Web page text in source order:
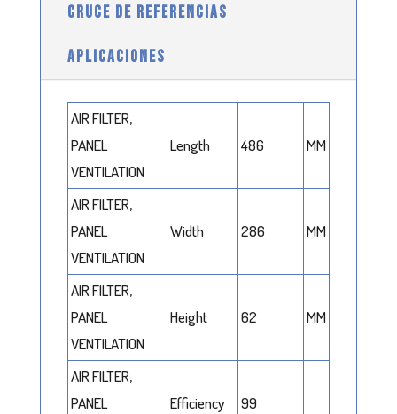
CRUCE DE REFERENCIAS
APLICACIONES
AIR FILTER,
PANEL
VENTILATION
Length 486 MM
AIR FILTER,
PANEL
VENTILATION
Width 286 MM
AIR FILTER,
PANEL
VENTILATION
Height 62 MM
AIR FILTER,
PANEL
Efficiency 99